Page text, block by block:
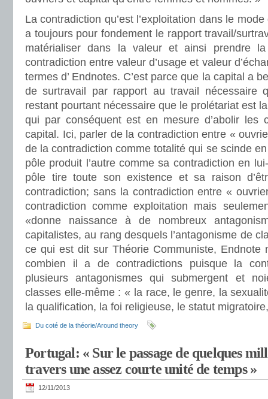
La contradiction qu’est l’exploitation dans le
a toujours pour fondement le rapport travail/
matérialiser dans la valeur et ainsi prendre
contradiction entre valeur d’usage et valeur
termes d’ Endnotes. C’est parce que la capital a
de surtravail par rapport au travail nécessaire
restant pourtant nécessaire que le prolétariat est
qui par conséquent est en mesure d’abolir les
capital. Ici, parler de la contradiction entre «
de la contradiction comme totalité qui se scinde
pôle produit l’autre comme sa contradiction en
pôle tire toute son existence et sa raison
contradiction; sans la contradiction entre «
contradiction comme exploitation mais
«donne naissance à de nombreux
capitalistes, au rang desquels l’antagonisme de
ce qui est dit sur Théorie Communiste, Endnote
combien il a de contradictions puisque la
plusieurs antagonismes qui submergent et
classes elle-même : « la race, le genre, la
la qualification, la foi religieuse, le statut
Du coté de la théorie/Around theory
Portugal: « Sur le passage de quelques
travers une assez courte unité de temps »
12/11/2013